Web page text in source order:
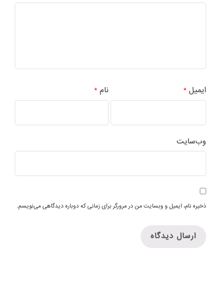
نام * ایمیل*
وب‌سایت
ذخیره نام، ایمیل و وبسایت من در مرورگر برای زمانی که دوباره دیدگاهی می‌نویسم.